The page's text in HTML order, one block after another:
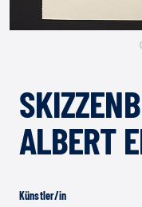
ALBERT
Künstler/in